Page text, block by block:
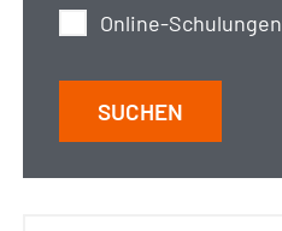
Online-Schulungen
SUCHEN